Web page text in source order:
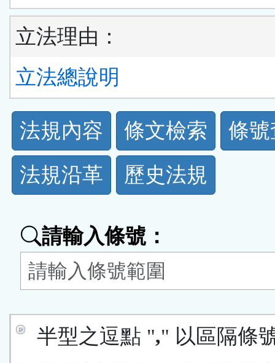
立法理由：
立法總說明
法
規
功
按
鈕
法規內容 條文檢索
條
法規沿革
歷史法規
請輸入條號：
半型之逗點 "," 以區隔條